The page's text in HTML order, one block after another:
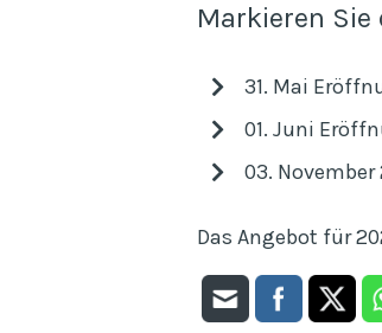
Markieren Sie
31. Mai
01. Juni
03.
Das Angebot für